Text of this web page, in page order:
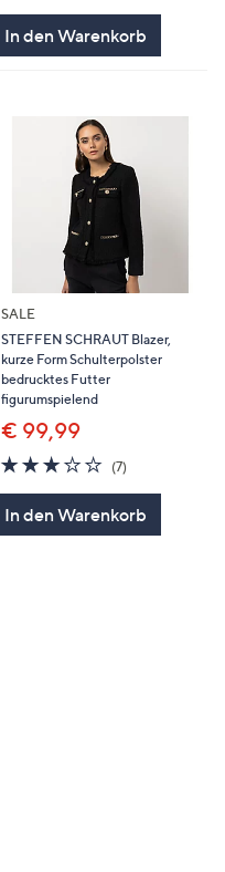
In den Warenkorb
SALE
STEFFEN SCHRAUT Blazer,
kurze Form Schulterpolster
bedrucktes Futter
figurumspielend
€ 99,99
2.9
von
(7)7
In den Warenkorb